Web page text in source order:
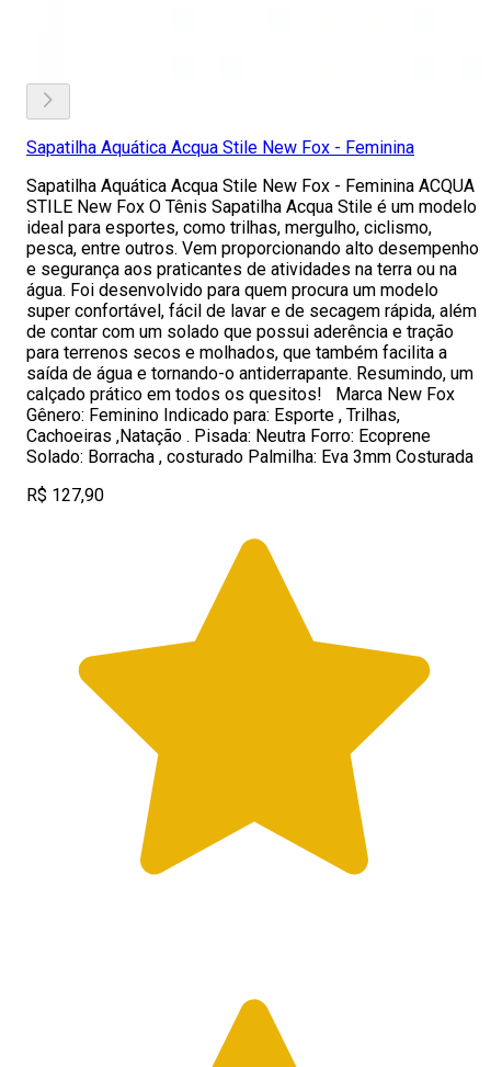
Sapatilha Aquática Acqua Stile New Fox - Feminina
Sapatilha Aquática Acqua Stile New Fox - Feminina ACQUA
STILE New Fox O Tênis Sapatilha Acqua Stile é um modelo
ideal para esportes, como trilhas, mergulho, ciclismo,
pesca, entre outros. Vem proporcionando alto desempenho
e segurança aos praticantes de atividades na terra ou na
água. Foi desenvolvido para quem procura um modelo
super confortável, fácil de lavar e de secagem rápida, além
de contar com um solado que possui aderência e tração
para terrenos secos e molhados, que também facilita a
saída de água e tornando-o antiderrapante. Resumindo, um
calçado prático em todos os quesitos! Marca New Fox
Gênero: Feminino Indicado para: Esporte , Trilhas,
Cachoeiras ,Natação . Pisada: Neutra Forro: Ecoprene
Solado: Borracha , costurado Palmilha: Eva 3mm Costurada
R$ 127,90